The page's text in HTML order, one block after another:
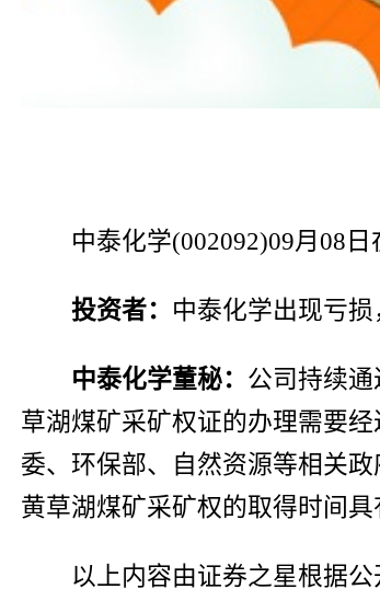
中泰化学(002092)09月08
投资者： 中泰化学出现亏
中泰化学董秘： 公司持续
草湖煤矿采矿权证的办理需要
委、环保部、自然资源等相关
黄草湖煤矿采矿权的取得时间
以上内容由证券之星根据